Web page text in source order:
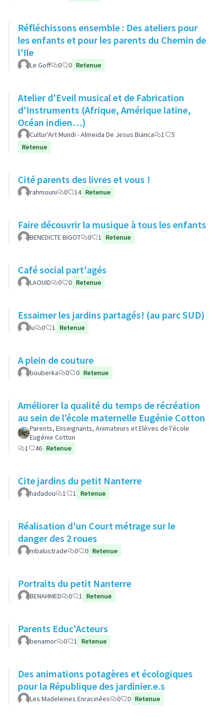
Réfléchissons ensemble : Des ateliers pour
les enfants et pour les parents du Chemin de
l'Ile
Le Goff 0 0 Retenue
Atelier d'Eveil musical et de Fabrication
d'Instruments (Afrique, Amérique latine,
Océan indien…)
Cultur'Art Mundi - Almeida De Jesus Bianca 1
5
Retenue
Cité parents des livres et vous !
rahmouni 0 14 Retenue
Faire découvrir la musique à tous les enfants
BENEDICTE BIGOT 0 1 Retenue
Café social part'agés
LAOUID 0 0 Retenue
Essaimer les jardins partagés! (au parc SUD)
lu 0 1 Retenue
A plein de couture
bouberka 0 0 Retenue
Améliorer la qualité du temps de récréation
au sein de l’école maternelle Eugénie Cotton
Parents, Enseignants, Animateurs et Elèves de l'école
Eugénie Cotton
1
46 Retenue
Cite jardins du petit Nanterre
hadadou 1 1 Retenue
Réalisation d'un Court métrage sur le
danger des 2 roues
mbalustrade 0 0 Retenue
Portraits du petit Nanterre
BENAHMED 0 1 Retenue
Parents Educ'Acteurs
benamor 0 1 Retenue
Des animations potagères et écologiques
pour la République des jardinier.e.s
Les Madeleines Enracinées 0 0 Retenue